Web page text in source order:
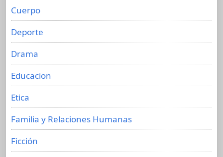
Cuerpo
Deporte
Drama
Educacion
Etica
Familia y Relaciones Humanas
Ficción